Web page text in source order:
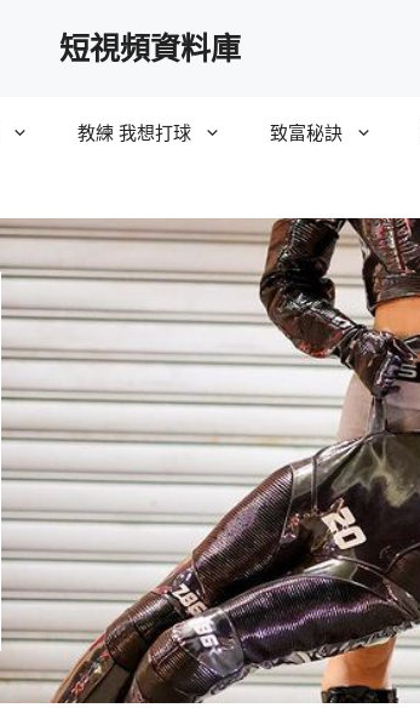
短視頻資料庫
教練 我想打球 致富秘訣